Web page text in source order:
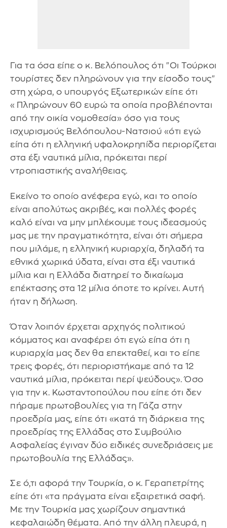
Για τα όσα είπε ο κ. Βελόπουλος ότι "Οι Τούρκοι
τουρίστες δεν πληρώνουν για την είσοδο τους"
στη χώρα, ο υπουργός Εξωτερικών είπε ότι
«Πληρώνουν 60 ευρώ τα οποία προβλέπονται
από την οικία νομοθεσία» όσο για τους
ισχυρισμούς Βελόπουλου-Νατσιού «ότι εγώ
είπα ότι η ελληνική υφαλοκρηπίδα περιορίζεται
στα έξι ναυτικά μίλια, πρόκειται περί
ντροπιαστικής αναλήθειας.
Εκείνο το οποίο ανέφερα εγώ, και το οποίο
είναι απολύτως ακριβές, και πολλές φορές
καλό είναι να μην μπλέκουμε τους ιδεασμούς
μας με την πραγματικότητα, είναι ότι σήμερα
που μιλάμε, η ελληνική κυριαρχία, δηλαδή τα
εθνικά χωρικά ύδατα, είναι στα έξι ναυτικά
μίλια και η Ελλάδα διατηρεί το δικαίωμα
επέκτασης στα 12 μίλια όποτε το κρίνει. Αυτή
ήταν η δήλωση.
Όταν λοιπόν έρχεται αρχηγός πολιτικού
κόμματος και αναφέρει ότι εγώ είπα ότι η
κυριαρχία μας δεν θα επεκταθεί, και το είπε
τρεις φορές, ότι περιοριστήκαμε από τα 12
ναυτικά μίλια, πρόκειται περί ψεύδους». Όσο
για την κ. Κωσταντοπούλου που είπε ότι δεν
πήραμε πρωτοβουλίες για τη Γάζα στην
προεδρία μας, είπε ότι «κατά τη διάρκεια της
προεδρίας της Ελλάδας στο Συμβούλιο
Ασφαλείας έγιναν δύο ειδικές συνεδριάσεις με
πρωτοβουλία της Ελλάδας».
Σε ό,τι αφορά την Τουρκία, ο κ. Γεραπετρίτης
είπε ότι «τα πράγματα είναι εξαιρετικά σαφή.
Με την Τουρκία μας χωρίζουν σημαντικά
κεφαλαιώδη θέματα. Από την άλλη πλευρά, η